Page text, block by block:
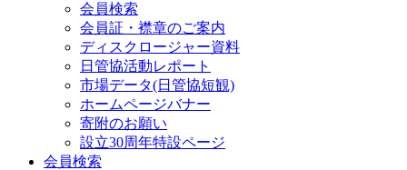
会員検索
会員証・襟章のご案内
ディスクロージャー資料
日管協活動レポート
市場データ(日管協短観)
ホームページバナー
寄附のお願い
設立30周年特設ページ
会員検索